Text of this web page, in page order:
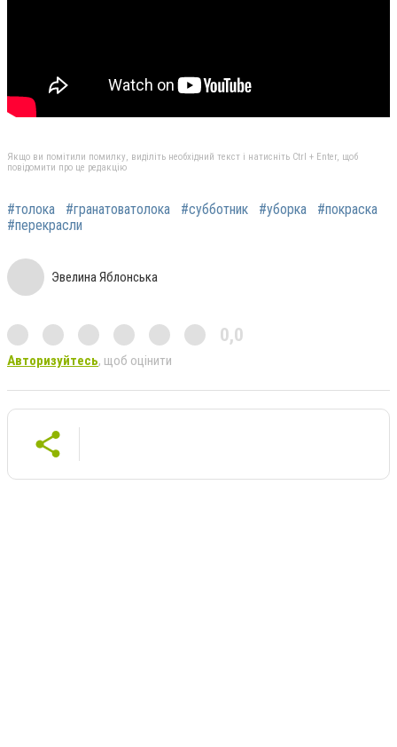
Якщо ви помітили помилку, виділіть необхідний текст і натисніть Ctrl + Enter, щоб
повідомити про це редакцію
#толока #гранатоватолока #субботник #уборка
#покраска
#перекрасли
Эвелина Яблонська
0,0
Авторизуйтесь, щоб оцінити